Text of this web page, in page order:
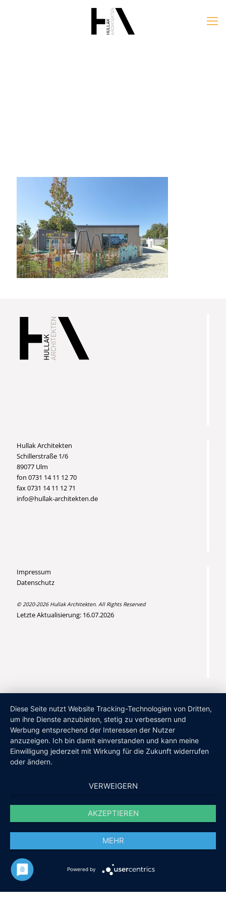
Hullak Architekten
Schillerstraße 1/6
89077 Ulm
fon 0731 14 11 12 70
fax 0731 14 11 12 71
info@hullak-architekten.de
Impressum
Datenschutz
© 2020-2026 Hullak Architekten. All Rights Reserved
Letzte Aktualisierung: 16.07.2026
Diese Seite nutzt Website Tracking-Technologien von Dritten,
um ihre Dienste anzubieten, stetig zu verbessern und
Werbung entsprechend der Interessen der Nutzer
anzuzeigen. Ich bin damit einverstanden und kann meine
Einwilligung jederzeit mit Wirkung für die Zukunft widerrufen
oder ändern.
VERWEIGERN
AKZEPTIEREN
MEHR
Powered by